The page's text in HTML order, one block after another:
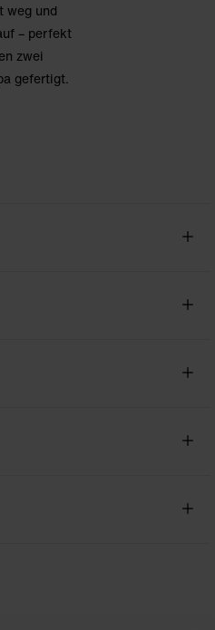
weg und
– perfekt
zwei
gefertigt.